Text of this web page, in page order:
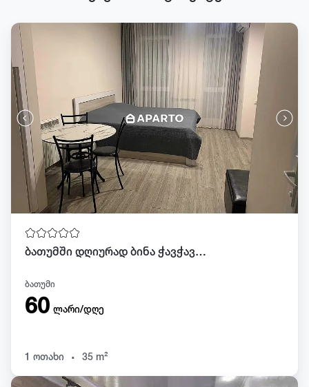
ბათუმში დღიურად ბინა ჭავჭავაძეზე
ბათუმი
60 ლარი/დღე
1 ოთახი . 35 m²